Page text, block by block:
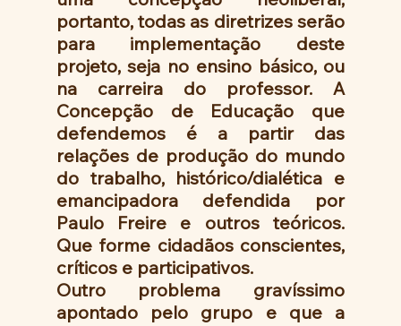
portanto, todas as diretrizes serão
para implementação deste
projeto, seja no ensino básico, ou
na carreira do professor. A
Concepção de Educação que
defendemos é a partir das
relações de produção do mundo
do trabalho, histórico/dialética e
emancipadora defendida por
Paulo Freire e outros teóricos.
Que forme cidadãos conscientes,
críticos e participativos.
Outro problema gravíssimo
apontado pelo grupo e que a